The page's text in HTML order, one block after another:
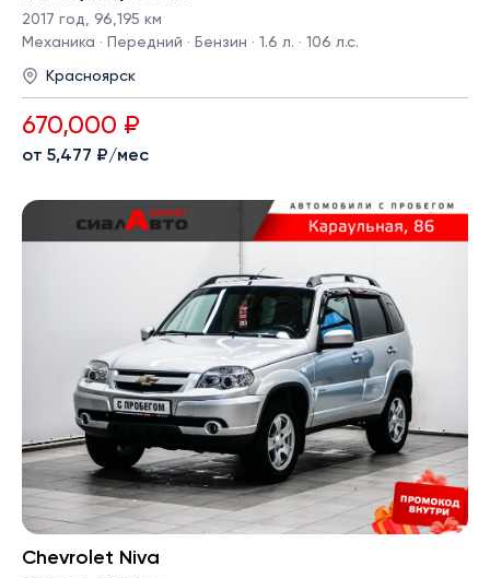
2017 год
96,195 км
Механика · Передний · Бензин · 1.6 л. · 106 л.с.
Красноярск
670,000 ₽
от 5,477 ₽/мес
Chevrolet Niva